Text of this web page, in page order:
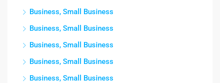
Business, Small Business
Business, Small Business
Business, Small Business
Business, Small Business
Business, Small Business